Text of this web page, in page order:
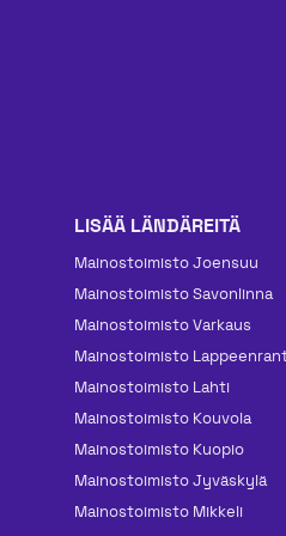
LISÄÄ LÄNDÄREITÄ
Mainos­toimisto Joensuu
Mainos­toimisto Savonlinna
Mainos­toimisto Varkaus
Mainos­toimisto
Mainos­toimisto Lahti
Mainos­toimisto Kouvola
Mainos­toimisto Kuopio
Mainos­toimisto Jyväskylä
Mainos­toimisto Mikkeli